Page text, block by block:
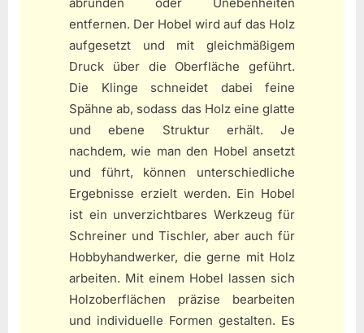
abrunden oder Unebenheiten
entfernen. Der Hobel wird auf das Holz
aufgesetzt und mit gleichmäßigem
Druck über die Oberfläche geführt.
Die Klinge schneidet dabei feine
Spähne ab, sodass das Holz eine glatte
und ebene Struktur erhält. Je
nachdem, wie man den Hobel ansetzt
und führt, können unterschiedliche
Ergebnisse erzielt werden. Ein Hobel
ist ein unverzichtbares Werkzeug für
Schreiner und Tischler, aber auch für
Hobbyhandwerker, die gerne mit Holz
arbeiten. Mit einem Hobel lassen sich
Holzoberflächen präzise bearbeiten
und individuelle Formen gestalten. Es